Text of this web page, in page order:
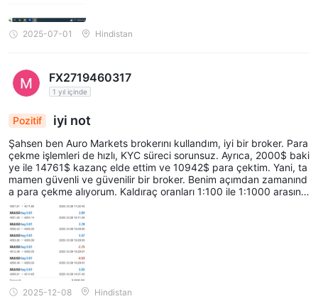
2025-07-01 Hindistan
FX2719460317
1 yıl içinde
Pozitif iyi not
Şahsen ben Auro Markets brokerını kullandım, iyi bir broker. Para
çekme işlemleri de hızlı, KYC süreci sorunsuz. Ayrıca, 2000$ baki
ye ile 14761$ kazanç elde ettim ve 10942$ para çektim. Yani, ta
mamen güvenli ve güvenilir bir broker. Benim açımdan zamanınd
a para çekme alıyorum. Kaldıraç oranları 1:100 ile 1:1000 arasınd
a destekleniyor. İyi bir broker.
2025-12-08 Hindistan